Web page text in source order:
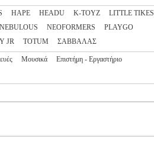
HAPE HEADU K-TOYZ
LITTLE TIKES
NEBULOUS NEOFORMERS
PLAYGO
JR TOTUM ΣΑΒΒΑΛΑΣ
Μουσικά
Επιστήμη - Εργαστήριο